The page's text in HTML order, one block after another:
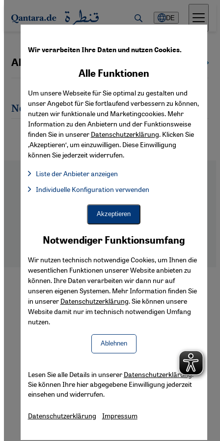
Direkt zum Inhalt springen
DE
Alex de Waal
Neueste Artikel von Alex de Waal
FooterÜber Uns
Impressum
Datenschutzerklärung
Barrierefreiheitserklärung
Wir verarbeiten Ihre Daten und nutzen Cookies.
Notwendiger Funktionsumfang
Wir nutzen technisch notwendige Cookies, um Ihnen die
wesentlichen Funktionen unserer Website anbieten zu
können. Ihre Daten verarbeiten wir dann nur auf
unseren eigenen Systemen. Mehr Information finden Sie
in unserer Datenschutzerklärung. Sie können unsere
Website damit nur im technisch notwendigen Umfang
nutzen.
Ablehnen
Alle Funktionen
Um unsere Webseite für Sie optimal zu gestalten und
unser Angebot für Sie fortlaufend verbessern zu können,
nutzen wir funktionale und Marketingcookies. Mehr
Information zu den Anbietern und der Funktionsweise
finden Sie in unserer Datenschutzerklärung. Klicken Sie
‚Akzeptieren‘, um einzuwilligen. Diese Einwilligung
können Sie jederzeit widerrufen.
Liste der Anbieter anzeigen
Facebook Embed / Facebook Connect, Google Maps Embed,
Facebook Embed / Facebook Connect
Google Maps Embed
Individuelle Konfiguration verwenden
Akzeptieren
Lesen Sie alle Details in unserer Datenschutzerklärung.
Sie können Ihre hier abgegebene Einwilligung jederzeit
einsehen und widerrufen.
Datenschutzerklärung Impressum